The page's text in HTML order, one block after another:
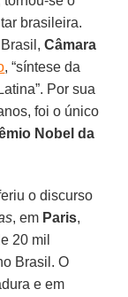
brasileira.
Brasil,Câmara
, “síntese da
Por sua
foi o único
Nobel da
o discurso
, em Paris,
20 mil
Brasil. O
e em